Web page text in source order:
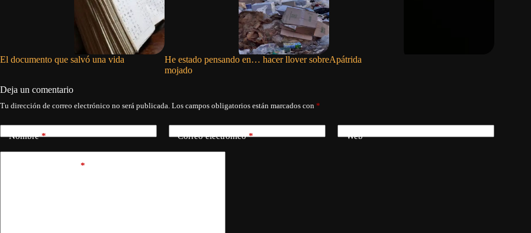
El documento que salvó una vida
He estado pensando en… hacer llover sobre
mojado
Apátrida
Deja un comentario
Tu dirección de correo electrónico no será publicada. Los campos obligatorios están marcados con *
Nombre* Correo electrónico* Web
*